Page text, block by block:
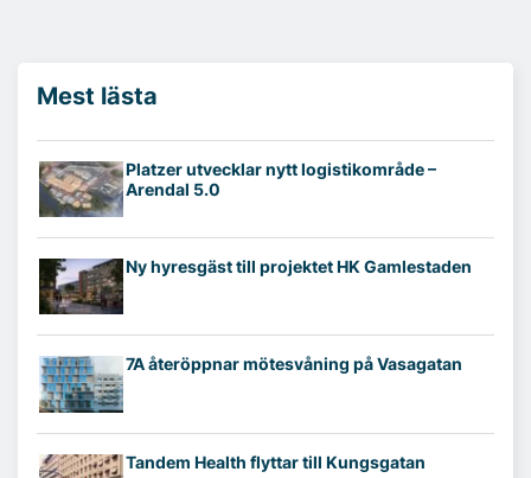
Mest lästa
Platzer utvecklar nytt logistikområde –
Arendal 5.0
Ny hyresgäst till projektet HK Gamlestaden
7A återöppnar mötesvåning på Vasagatan
Tandem Health flyttar till Kungsgatan